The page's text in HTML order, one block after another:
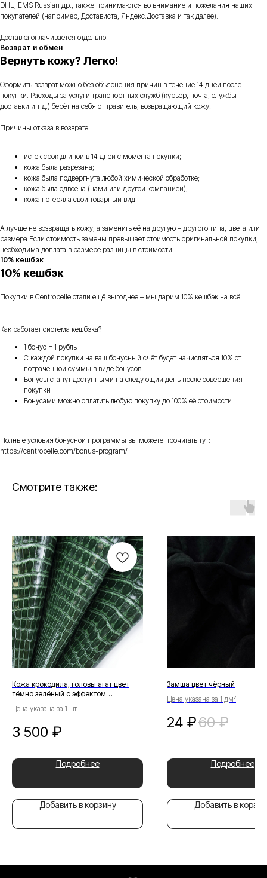
DHL, EMS Russian др., также принимаются во внимание и пожелания наших
покупателей (например, Достависта, Яндекс.Доставка и так далее).
Доставка оплачивается отдельно.
Возврат и обмен
Вернуть кожу? Легко!
Оформить возврат можно без объяснения причин в течение 14 дней после
покупки. Расходы за услуги транспортных служб (курьер, почта, службы
доставки и т.д.) берёт на себя отправитель, возвращающий кожу.
Причины отказа в возврате:
истёк срок длиной в 14 дней с момента покупки;
кожа была разрезана;
кожа была подвергнута любой химической обработке;
кожа была сдвоена (нами или другой компанией);
кожа потеряла свой товарный вид
А лучше не возвращать кожу, а заменить её на другую – другого типа, цвета или
размера Если стоимость замены превышает стоимость оригинальной покупки,
необходима доплата в размере разницы в стоимости.
10% кешбэк
10% кешбэк
Покупки в Centropelle стали ещё выгоднее – мы дарим 10% кешбэк на всё!
Как работает система кешбэка?
1 бонус = 1 рубль
С каждой покупки на ваш бонусный счёт будет начисляться 10% от
потраченной суммы в виде бонусов
Бонусы станут доступными на следующий день после совершения
покупки
Бонусами можно оплатить любую покупку до 100% её стоимости
Полные условия бонусной программы вы можете прочитать тут:
https://centropelle.com/bonus-program/
Смотрите также:
Кожа крокодила, головы агат цвет
тёмно зелёный с эффектом
Цена указана за 1 шт
3 500 ₽
Подробнее
Добавить в корзину
Замша цвет чёрный
Цена указана за 1 дм²
24 ₽60 ₽
Подробнее
Добавить в